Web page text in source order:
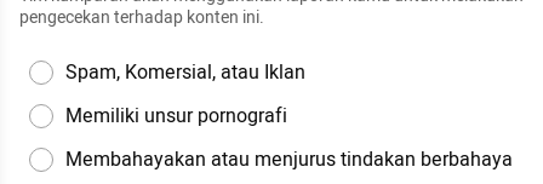
pengecekan terhadap konten ini.
Spam, Komersial, atau Iklan
Memiliki unsur pornografi
Membahayakan atau menjurus tindakan berbahaya